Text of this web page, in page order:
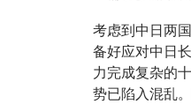
考虑到中日两
备好应对中日
力完成复杂的
势已陷入混乱